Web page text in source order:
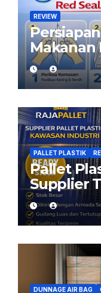
REVIEW
Makanan
Aman
Checker
PALLET PLASTIK
Pallet
Supplier
Kirim dari
DUNNAGE AIR BAG